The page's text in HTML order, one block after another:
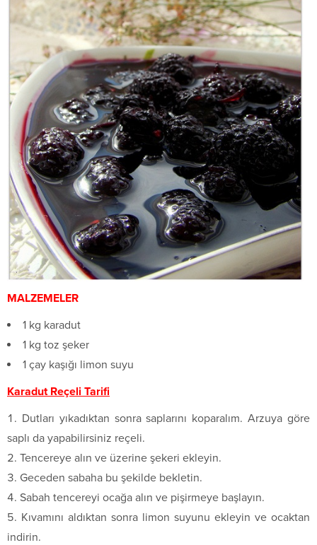
MALZEMELER
1 kg karadut
1 kg toz şeker
1 çay kaşığı limon suyu
Karadut Reçeli Tarifi
Dutları yıkadıktan sonra saplarını koparalım. Arzuya göre
saplı da yapabilirsiniz reçeli.
Tencereye alın ve üzerine şekeri ekleyin.
Geceden sabaha bu şekilde bekletin.
Sabah tencereyi ocağa alın ve pişirmeye başlayın.
Kıvamını aldıktan sonra limon suyunu ekleyin ve ocaktan
indirin.